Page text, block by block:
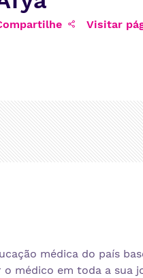
Visitar
médica do país
médico em toda a sua